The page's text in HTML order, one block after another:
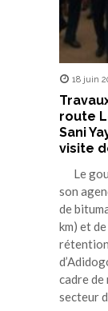
18 juin
route
Sani
visite
Le
son
de
km) et
rétention
cadre de
secteur